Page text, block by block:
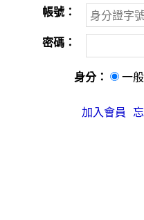
帳號：
密碼：
身分： 一
加入會員